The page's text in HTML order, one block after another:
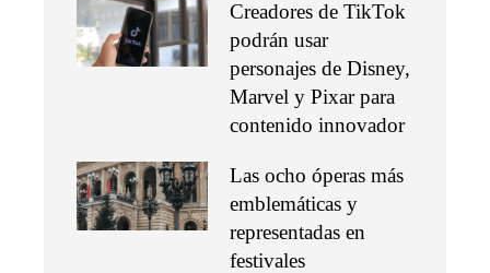
Creadores de TikTok
podrán usar
personajes de Disney,
Marvel y Pixar para
contenido innovador
Las ocho óperas más
emblemáticas y
representadas en
festivales